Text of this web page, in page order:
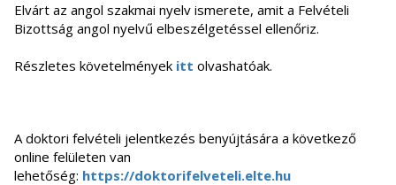
Elvárt az angol szakmai nyelv ismerete, amit a Felvételi
Bizottság angol nyelvű elbeszélgetéssel ellenőriz.
Részletes követelmények itt olvashatóak.
A doktori felvételi jelentkezés benyújtására a következő
online felületen van
lehetőség: https://doktorifelveteli.elte.hu